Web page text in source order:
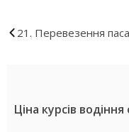
21. Перевезення
Ціна курсів